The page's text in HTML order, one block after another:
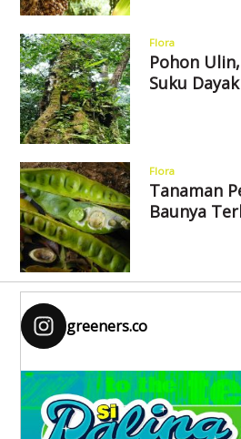
Flora
Pohon
Suku Dayak
Flora
Tanaman
Baunya
greeners.co